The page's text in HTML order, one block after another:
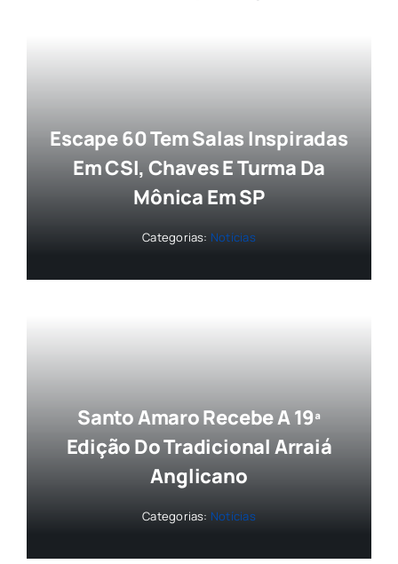
Escape 60 Tem Salas Inspiradas
Em CSI, Chaves E Turma Da
Mônica Em SP
Categorias: Notícias
Santo Amaro Recebe A 19ª
Edição Do Tradicional Arraiá
Anglicano
Categorias: Notícias